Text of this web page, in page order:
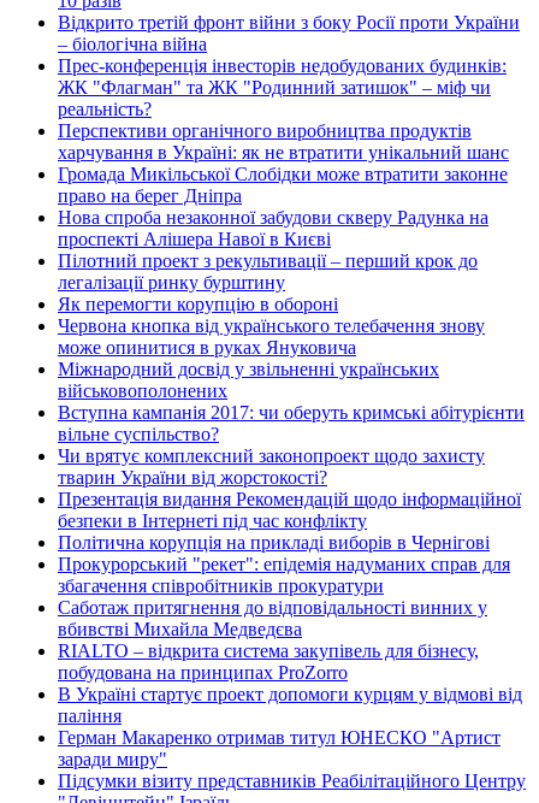
Відкрито третій фронт війни з боку Росії проти України
– біологічна війна
Прес-конференція інвесторів недобудованих будинків:
ЖК "Флагман" та ЖК "Родинний затишок" – міф чи
реальність?
Перспективи органічного виробництва продуктів
харчування в Україні: як не втратити унікальний шанс
Громада Микільської Слобідки може втратити законне
право на берег Дніпра
Нова спроба незаконної забудови скверу Радунка на
проспекті Алішера Навої в Києві
Пілотний проект з рекультивації – перший крок до
легалізації ринку бурштину
Як перемогти корупцію в обороні
Червона кнопка від українського телебачення знову
може опинитися в руках Януковича
Міжнародний досвід у звільненні українських
військовополонених
Вступна кампанія 2017: чи оберуть кримські абітурієнти
вільне суспільство?
Чи врятує комплексний законопроект щодо захисту
тварин України від жорстокості?
Презентація видання Рекомендацій щодо інформаційної
безпеки в Інтернеті під час конфлікту
Політична корупція на прикладі виборів в Чернігові
Прокурорський "рекет": епідемія надуманих справ для
збагачення співробітників прокуратури
Саботаж притягнення до відповідальності винних у
вбивстві Михайла Медведєва
RIALTO – відкрита система закупівель для бізнесу,
побудована на принципах ProZorro
В Україні стартує проект допомоги курцям у відмові від
паління
Герман Макаренко отримав титул ЮНЕСКО "Артист
заради миру"
Підсумки візиту представників Реабілітаційного Центру